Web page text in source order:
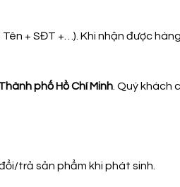
+ SĐT +…). Khi nhận được
phố Hồ Chí Minh . Quý
trả sản phẩm khi phát sinh.